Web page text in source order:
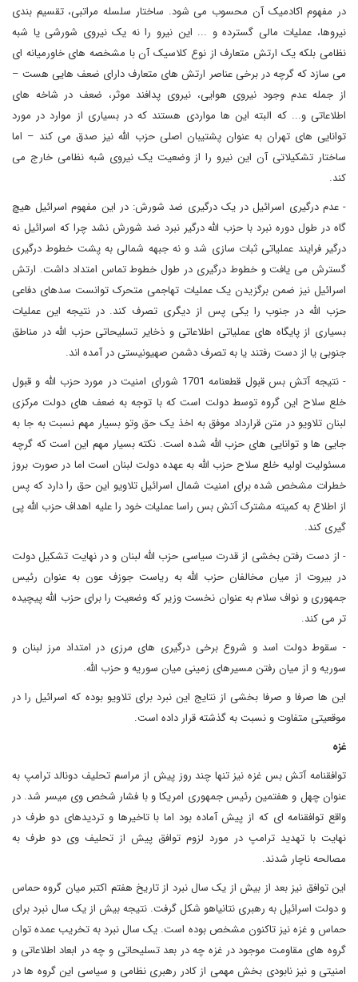
در مفهوم اکادمیک آن محسوب می شود. ساختار سلسله مراتبی، تقسیم بندی
نیروها، عملیات مالی گسترده و ... این نیرو را نه یک نیروی شورشی یا شبه
نظامی بلکه یک ارتش متعارف از نوع کلاسیک آن با مشخصه های خاورمیانه ای
می سازد که گرچه در برخی عناصر ارتش های متعارف دارای ضعف هایی هست –
از جمله عدم وجود نیروی هوایی، نیروی پدافند موثر، ضعف در شاخه های
اطلاعاتی و... که البته این ها مواردی هستند که در بسیاری از موارد در مورد
توانایی های تهران به عنوان پشتیبان اصلی حزب الله نیز صدق می کند – اما
ساختار تشکیلاتی آن این نیرو را از وضعیت یک نیروی شبه نظامی خارج می
کند.
- عدم درگیری اسرائیل در یک درگیری ضد شورش: در این مفهوم اسرائیل هیچ
گاه در طول دوره نبرد با حزب الله درگیر نبرد ضد شورش نشد چرا که اسرائیل نه
درگیر فرایند عملیاتی ثبات سازی شد و نه جبهه شمالی به پشت خطوط درگیری
گسترش می یافت و خطوط درگیری در طول خطوط تماس امتداد داشت. ارتش
اسرائیل نیز ضمن برگزیدن یک عملیات تهاجمی متحرک توانست سدهای دفاعی
حزب الله در جنوب را یکی پس از دیگری تصرف کند. در نتیجه این عملیات
بسیاری از پایگاه های عملیاتی اطلاعاتی و ذخایر تسلیحاتی حزب الله در مناطق
جنوبی یا از دست رفتند یا به تصرف دشمن صهیونیستی در آمده اند.
- نتیجه آتش بس قبول قطعنامه 1701 شورای امنیت در مورد حزب الله و قبول
خلع سلاح این گروه توسط دولت است که با توجه به ضعف های دولت مرکزی
لبنان تلاویو در متن قرارداد موفق به اخذ یک حق وتو بسیار مهم نسبت به جا به
جایی ها و توانایی های حزب الله شده است. نکته بسیار مهم این است که گرچه
مسئولیت اولیه خلع سلاح حزب الله به عهده دولت لبنان است اما در صورت بروز
خطرات مشخص شده برای امنیت شمال اسرائیل تلاویو این حق را دارد که پس
از اطلاع به کمیته مشترک آتش بس راسا عملیات خود را علیه اهداف حزب الله پی
گیری کند.
- از دست رفتن بخشی از قدرت سیاسی حزب الله لبنان و در نهایت تشکیل دولت
در بیروت از میان مخالفان حزب الله به ریاست جوزف عون به عنوان رئیس
جمهوری و نواف سلام به عنوان نخست وزیر که وضعیت را برای حزب الله پیچیده
تر می کند.
- سقوط دولت اسد و شروع برخی درگیری های مرزی در امتداد مرز لبنان و
سوریه و از میان رفتن مسیرهای زمینی میان سوریه و حزب الله.
این ها صرفا و صرفا بخشی از نتایج این نبرد برای تلاویو بوده که اسرائیل را در
موقعیتی متفاوت و نسبت به گذشته قرار داده است.
غزه
توافقنامه آتش بس غزه نیز تنها چند روز پیش از مراسم تحلیف دونالد ترامپ به
عنوان چهل و هفتمین رئیس جمهوری امریکا و با فشار شخص وی میسر شد. در
واقع توافقنامه ای که از پیش آماده بود اما با تاخیرها و تردیدهای دو طرف در
نهایت با تهدید ترامپ در مورد لزوم توافق پیش از تحلیف وی دو طرف به
مصالحه ناچار شدند.
این توافق نیز بعد از بیش از یک سال نبرد از تاریخ هفتم اکتبر میان گروه حماس
و دولت اسرائیل به رهبری نتانیاهو شکل گرفت. نتیجه بیش از یک سال نبرد برای
حماس و غزه نیز تاکنون مشخص بوده است. یک سال نبرد به تخریب عمده توان
گروه های مقاومت موجود در غزه چه در بعد تسلیحاتی و چه در ابعاد اطلاعاتی و
امنیتی و نیز نابودی بخش مهمی از کادر رهبری نظامی و سیاسی این گروه ها در